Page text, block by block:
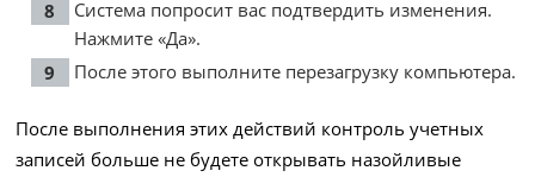
Система попросит вас подтвердить изменения.
Нажмите «Да».
После этого выполните перезагрузку компьютера.
После выполнения этих действий контроль учетных
записей больше не будете открывать назойливые